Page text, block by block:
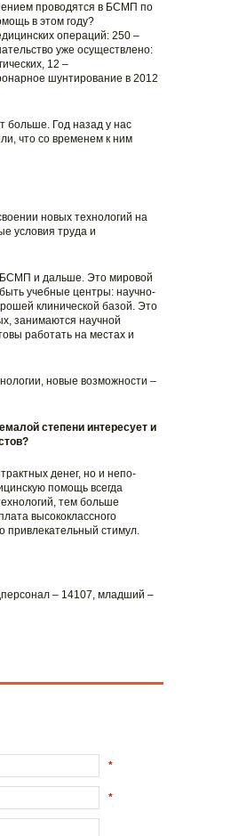
проводятся в БСМП по
в этом году?
операций: 250 –
уже осуществлено:
12 –
шунтирование в 2012
больше. Год назад у нас
что со временем к ним
новых технологий на
условия труда и
БСМП и дальше. Это мировой
учебные центры: научно-
клинической базой. Это
занимаются научной
работать на местах и
новые возможности –
степени интересует и
денег, но и непо-
помощь всегда
тем больше
высококлассного
привлекательный стимул.
– 14107, младший –
*
*